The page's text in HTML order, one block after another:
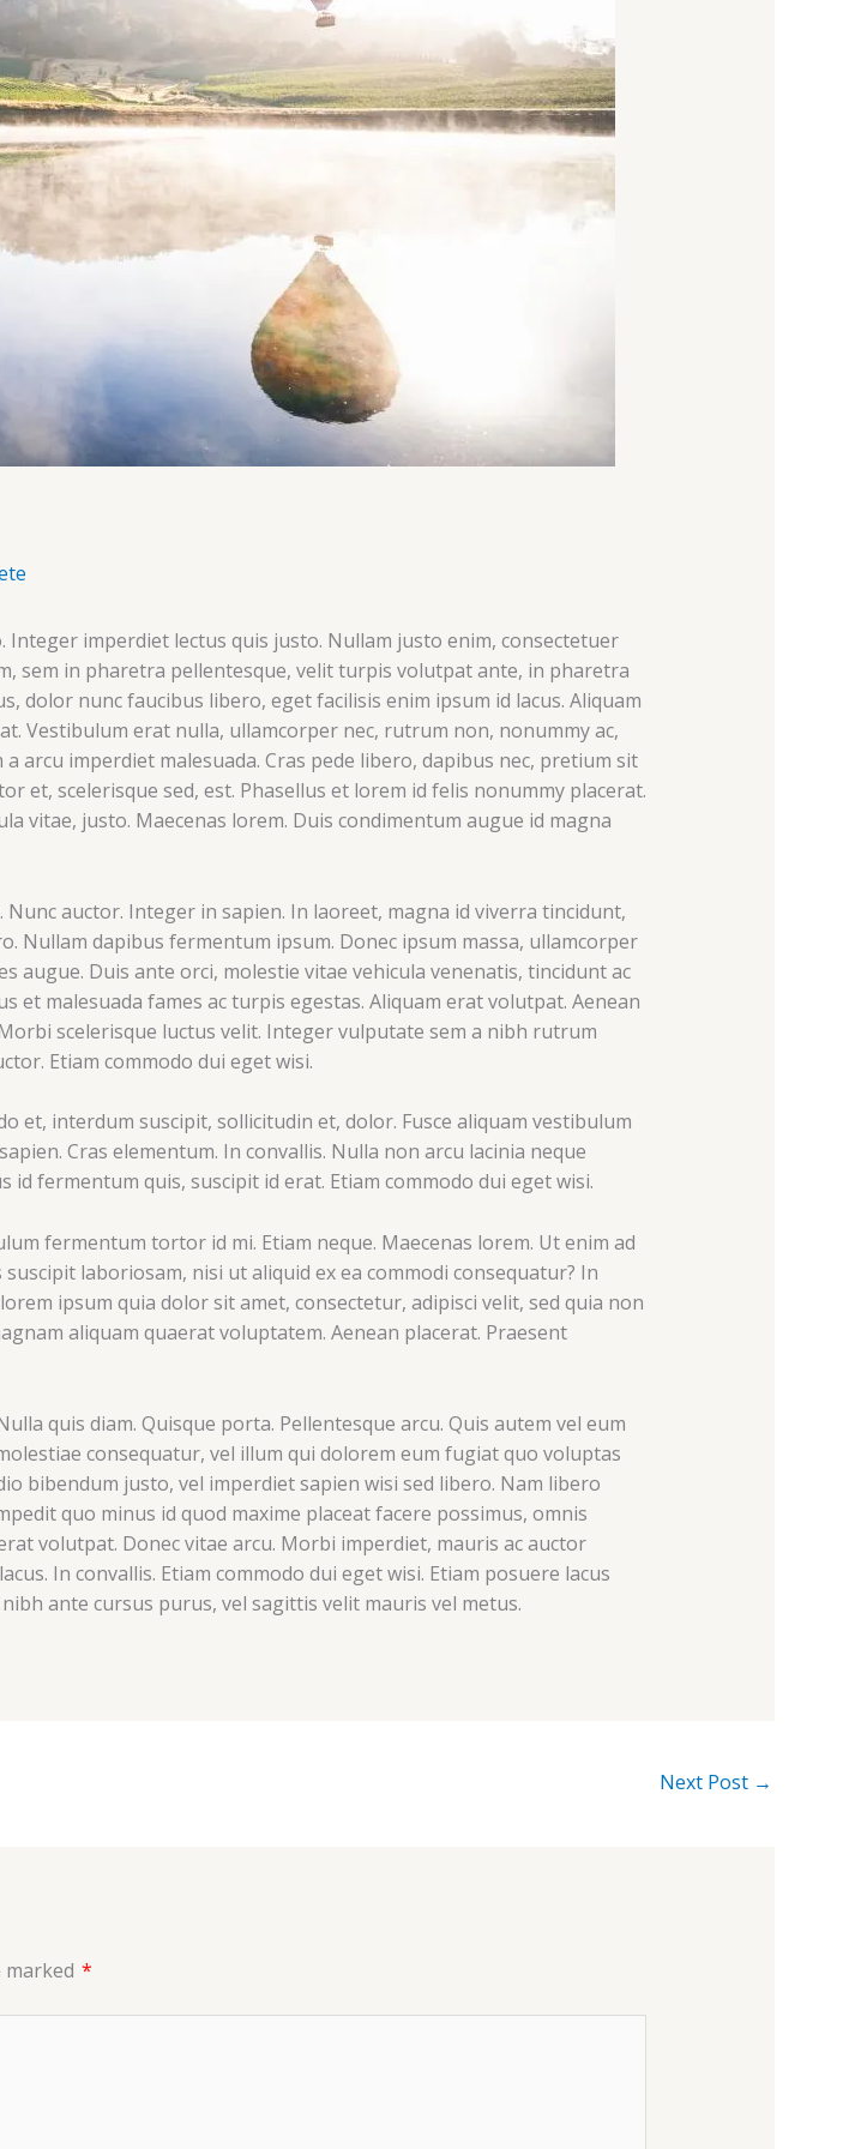
imperdiet lectus quis justo. Nullam justo enim, consectetuer
sem in pharetra pellentesque, velit turpis volutpat ante, in pharetra
dolor nunc faucibus libero, eget facilisis enim ipsum id lacus. Aliquam
Vestibulum erat nulla, ullamcorper nec, rutrum non, nonummy ac,
arcu imperdiet malesuada. Cras pede libero, dapibus nec, pretium sit
et, scelerisque sed, est. Phasellus et lorem id felis nonummy placerat.
vitae, justo. Maecenas lorem. Duis condimentum augue id magna
auctor. Integer in sapien. In laoreet, magna id viverra tincidunt,
Nullam dapibus fermentum ipsum. Donec ipsum massa, ullamcorper
augue. Duis ante orci, molestie vitae vehicula venenatis, tincidunt ac
malesuada fames ac turpis egestas. Aliquam erat volutpat. Aenean
scelerisque luctus velit. Integer vulputate sem a nibh rutrum
Etiam commodo dui eget wisi.
et, interdum suscipit, sollicitudin et, dolor. Fusce aliquam vestibulum
Cras elementum. In convallis. Nulla non arcu lacinia neque
fermentum quis, suscipit id erat. Etiam commodo dui eget wisi.
fermentum tortor id mi. Etiam neque. Maecenas lorem. Ut enim ad
laboriosam, nisi ut aliquid ex ea commodi consequatur? In
ipsum quia dolor sit amet, consectetur, adipisci velit, sed quia non
aliquam quaerat voluptatem. Aenean placerat. Praesent
quis diam. Quisque porta. Pellentesque arcu. Quis autem vel eum
consequatur, vel illum qui dolorem eum fugiat quo voluptas
bibendum justo, vel imperdiet sapien wisi sed libero. Nam libero
quo minus id quod maxime placeat facere possimus, omnis
volutpat. Donec vitae arcu. Morbi imperdiet, mauris ac auctor
In convallis. Etiam commodo dui eget wisi. Etiam posuere lacus
ante cursus purus, vel sagittis velit mauris vel metus.
Next Post →
marked *